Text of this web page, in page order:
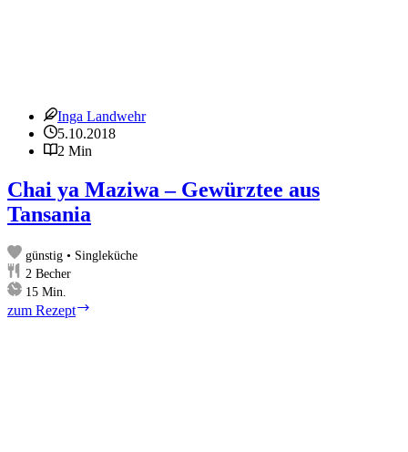
Inga Landwehr
5.10.2018
2 Min
Chai ya Maziwa – Gewürztee aus
Tansania
günstig • Singleküche
2 Becher
15 Minuten
Min.
zum Rezept